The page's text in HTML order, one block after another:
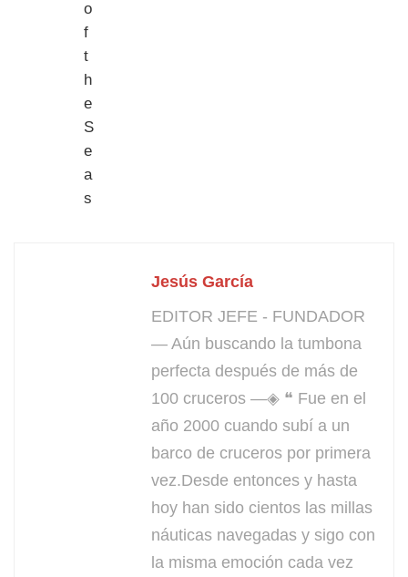
Jesús García
EDITOR JEFE - FUNDADOR
— Aún buscando la tumbona
perfecta después de más de
100 cruceros —◈ ❝ Fue en el
año 2000 cuando subí a un
barco de cruceros por primera
vez.Desde entonces y hasta
hoy han sido cientos las millas
náuticas navegadas y sigo con
la misma emoción cada vez